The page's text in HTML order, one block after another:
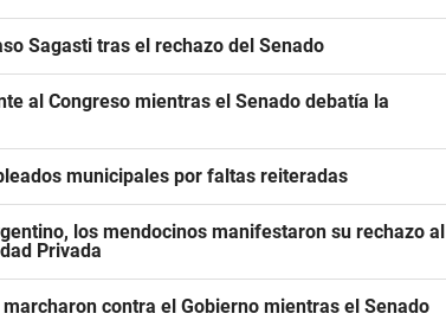
Sagasti tras el rechazo del Senado
al Congreso mientras el Senado debatía la
municipales por faltas reiteradas
los mendocinos manifestaron su rechazo al
Privada
contra el Gobierno mientras el Senado